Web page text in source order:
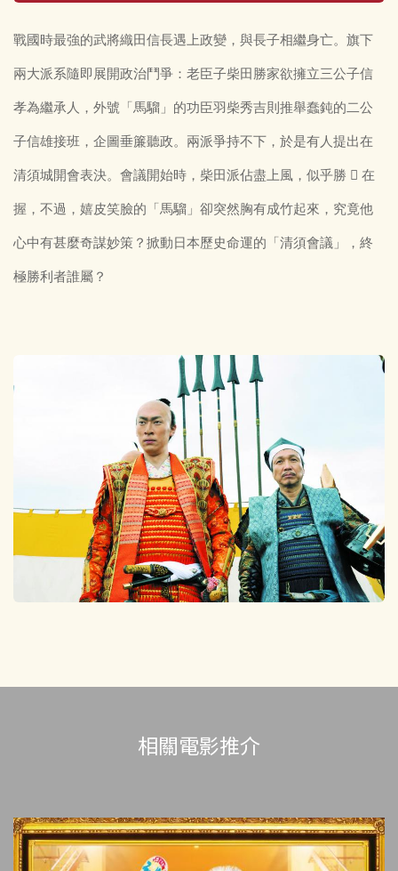
戰國時最強的武將織田信長遇上政變，與長子相繼身亡。旗下
兩大派系隨即展開政治鬥爭：老臣子柴田勝家欲擁立三公子信
孝為繼承人，外號「馬騮」的功臣羽柴秀吉則推舉蠢鈍的二公
子信雄接班，企圖垂簾聽政。兩派爭持不下，於是有人提出在
清須城開會表決。會議開始時，柴田派佔盡上風，似乎勝  在
握，不過，嬉皮笑臉的「馬騮」卻突然胸有成竹起來，究竟他
心中有甚麼奇謀妙策？掀動日本歷史命運的「清須會議」，終
極勝利者誰屬？
相關電影推介